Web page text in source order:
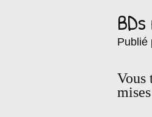
Publié
Vous